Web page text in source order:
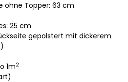
ohne Topper: 63 cm
25 cm
gepolstert mit dickerem
1m2